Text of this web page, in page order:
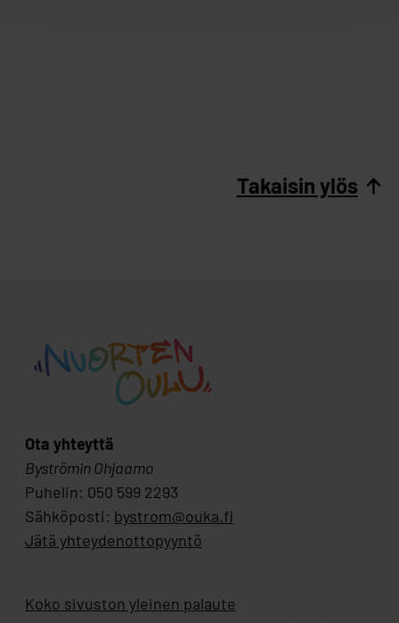
Takaisin ylös
Ota yhteyttä
Byströmin Ohjaamo
Puhelin: 050 599 2293
Sähköposti: bystrom@ouka.fi
Jätä yhteydenottopyyntö
Koko sivuston yleinen palaute